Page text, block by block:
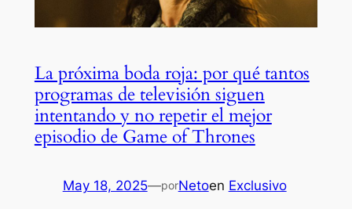
La próxima boda roja: por qué tantos
programas de televisión siguen
intentando y no repetir el mejor
episodio de Game of Thrones
May 18, 2025—porNetoen Exclusivo